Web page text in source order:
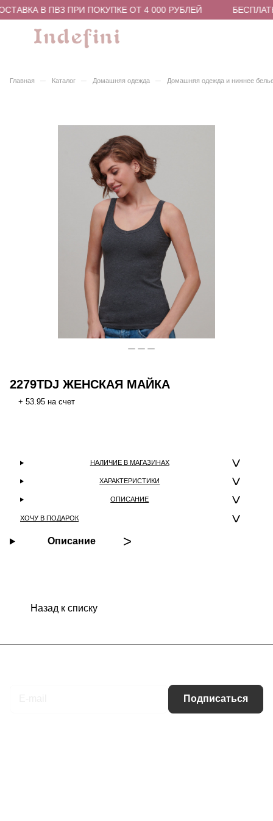
В ПВЗ ПРИ ПОКУПКЕ ОТ 4 000 РУБЛЕЙ
Главная – Каталог – Домашняя одежда – Домашняя одежда и нижнее
2279TDJ ЖЕНСКАЯ МАЙКА
+ 53.95 на счет
НАЛИЧИЕ В МАГАЗИНАХ
ХАРАКТЕРИСТИКИ
ОПИСАНИЕ
ХОЧУ В ПОДАРОК
Описание
Назад к списку
Подписаться